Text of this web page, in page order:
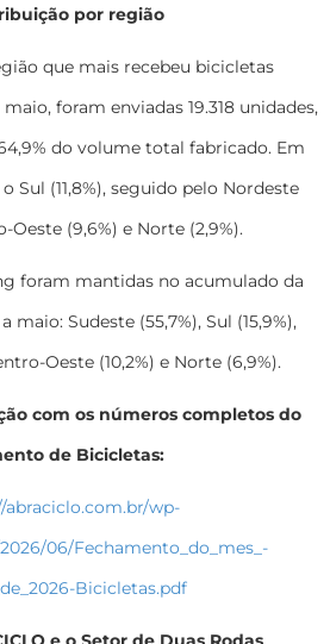
por região
que mais recebeu bicicletas
foram enviadas 19.318 unidades,
do volume total fabricado. Em
Sul (11,8%), seguido pelo Nordeste
Oeste (9,6%) e Norte (2,9%).
foram mantidas no acumulado da
maio: Sudeste (55,7%), Sul (15,9%),
Oeste (10,2%) e Norte (6,9%).
com os números completos do
de Bicicletas:
abraciclo.com.br/wp-
06/Fechamento_do_mes_-
Bicicletas.pdf